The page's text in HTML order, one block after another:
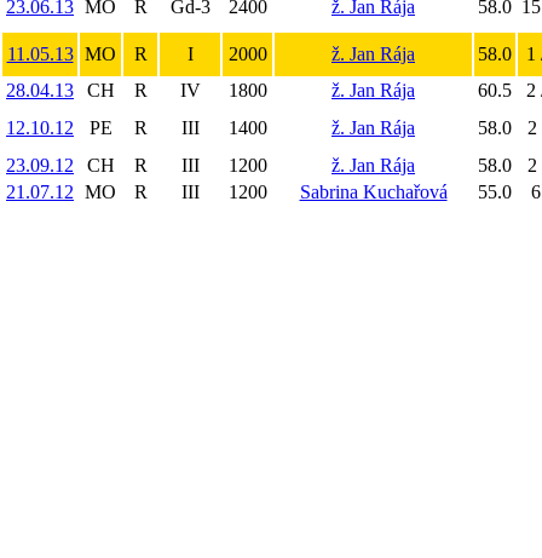
23.06.13 MO R Gd-3 2400 ž. Jan Rája 58.0
11.05.13 MO R I 2000 ž. Jan Rája 58.0
1
28.04.13
CH R IV 1800 ž. Jan Rája 60.5
2
12.10.12
PE R III 1400 ž. Jan Rája 58.0
2
23.09.12
CH R III 1200 ž. Jan Rája 58.0
2
21.07.12 MO R III 1200 Sabrina Kuchařová 55.0